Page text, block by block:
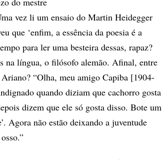
vez li um ensaio do Martin Heidegger
que ‘enfim, a essência da poesia é a
para ler uma besteira dessas, rapaz?
na língua, o filósofo alemão. Afinal, entre
Ariano? “Olha, meu amigo Capiba [1904-
quando diziam que cachorro gosta
dizem que ele só gosta disso. Bote um
Agora não estão deixando a juventude